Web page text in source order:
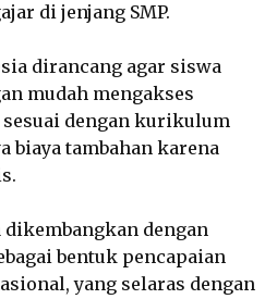
di jenjang SMP.
dirancang agar siswa
mudah mengakses
sesuai dengan kurikulum
biaya tambahan karena
dengan
bentuk pencapaian
yang selaras dengan